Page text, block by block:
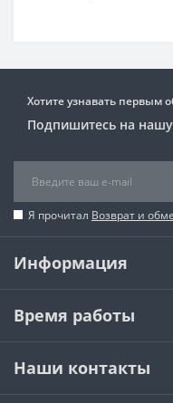
Хотите узнавать первым
Подпишитесь на
Я прочитал Возврат и
Информация
Время работы
Наши контакты